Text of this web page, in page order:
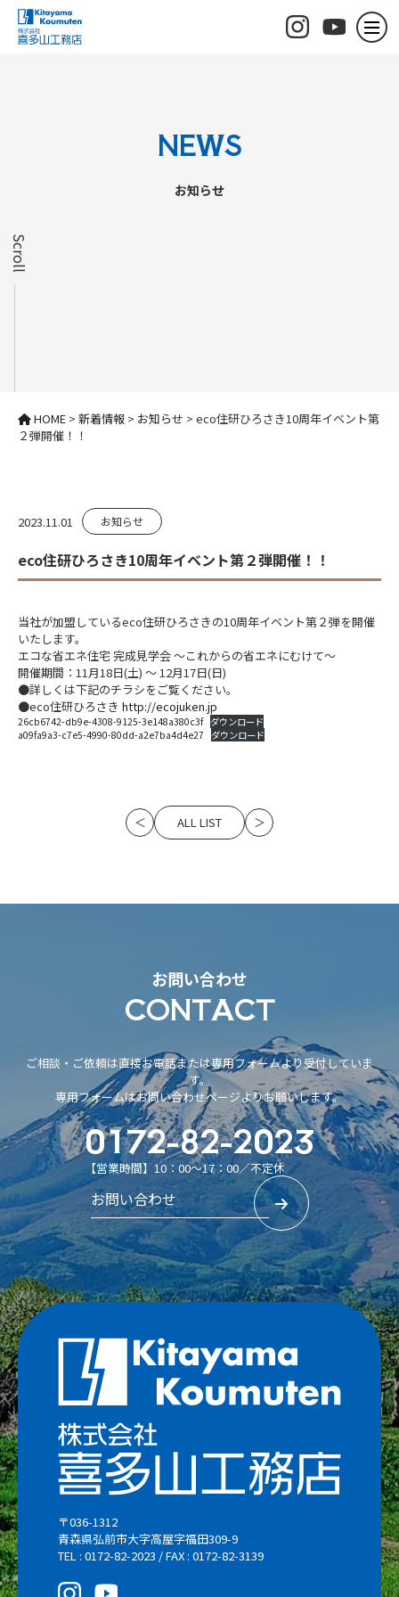
NEWS
お知らせ
Scroll
HOME > 新着情報 > お知らせ > eco住研ひろさき10周年イベント第
２弾開催！！
2023.11.01 お知らせ
eco住研ひろさき10周年イベント第２弾開催！！
当社が加盟しているeco住研ひろさきの10周年イベント第２弾を開催
いたします。
エコな省エネ住宅 完成見学会 ～これからの省エネにむけて～
開催期間：11月18日(土) ～ 12月17日(日)
●詳しくは下記のチラシをご覧ください。
●eco住研ひろさき http://ecojuken.jp
26cb6742-db9e-4308-9125-3e148a380c3f ダウンロード
a09fa9a3-c7e5-4990-80dd-a2e7ba4d4e27
ダウンロード
＜ ALL LIST ＞
お問い合わせ
CONTACT
ご相談・ご依頼は直接お電話または専用フォームより受付していま
す。
専用フォームはお問い合わせページよりお願いします。
0172-82-2023
【営業時間】10：00～17：00／不定休
お問い合わせ
〒036-1312
青森県弘前市大字高屋字福田309-9
TEL : 0172-82-2023 / FAX : 0172-82-3139